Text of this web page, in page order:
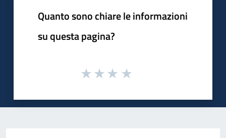
Quanto sono chiare le informazioni
su questa pagina?